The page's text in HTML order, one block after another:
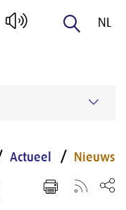
NL
Actueel Nieuws